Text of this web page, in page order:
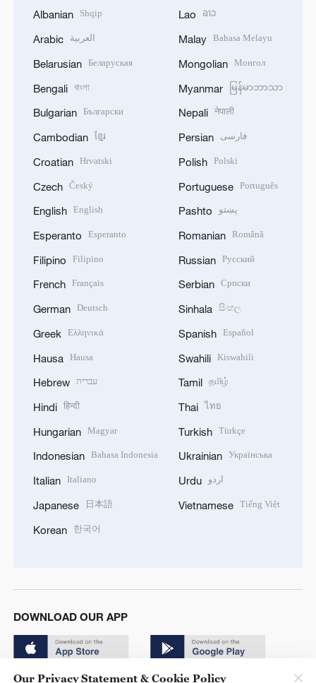
Albanian Shqip
Arabic العربية
Belarusian Беларуская
Bengali বাংলা
Bulgarian Български
Cambodian ខ្មែរ
Croatian Hrvatski
Czech Český
English English
Esperanto Esperanto
Filipino Filipino
French Français
German Deutsch
Greek Ελληνικά
Hausa Hausa
Hebrew עברית
Hindi हिन्दी
Hungarian Magyar
Indonesian Bahasa Indonesia
Italian Italiano
Japanese 日本語
Korean 한국어
Lao ລາວ
Malay Bahasa Melayu
Mongolian Монгол
Myanmar မြန်မာဘာသာ
Nepali नेपाली
Persian فارسی
Polish Polski
Portuguese Português
Pashto پښتو
Romanian Română
Russian Русский
Serbian Српски
Sinhala සිංහල
Spanish Español
Swahili Kiswahili
Tamil தமிழ்
Thai ไทย
Turkish Türkçe
Ukrainian Українська
Urdu اردو
Vietnamese Tiếng Việt
DOWNLOAD OUR APP
Our Privacy Statement & Cookie Policy